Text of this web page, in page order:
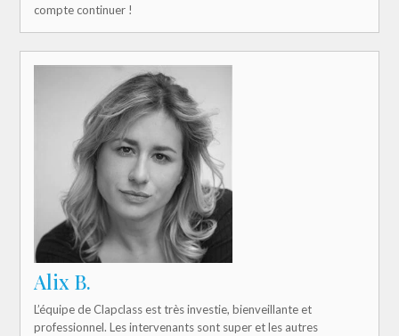
compte continuer !
Alix B.
L’équipe de Clapclass est très investie, bienveillante et
professionnel. Les intervenants sont super et les autres